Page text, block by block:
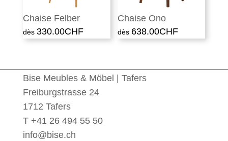
Chaise Felber
330.00CHF
Chaise Ono
638.00CHF
Bise Meubles & Möbel | Tafers
Freiburgstrasse 24
1712 Tafers
T +41 26 494 55 50
info@bise.ch